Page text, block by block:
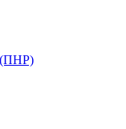
(ПНР)